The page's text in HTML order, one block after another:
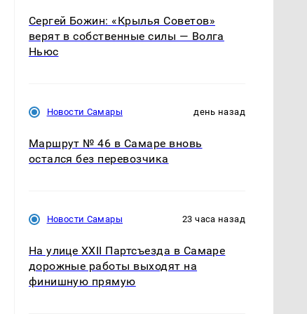
Сергей Божин: «Крылья Советов»
верят в собственные силы — Волга
Ньюс
Новости Самары день назад
Маршрут № 46 в Самаре вновь
остался без перевозчика
Новости Самары 23 часа назад
На улице XXII Партсъезда в Самаре
дорожные работы выходят на
финишную прямую